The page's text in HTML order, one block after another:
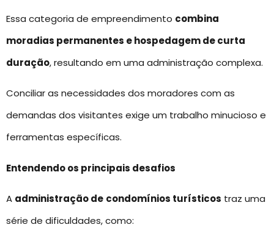
Essa categoria de empreendimento combina
moradias permanentes e hospedagem de curta
duração, resultando em uma administração complexa.
Conciliar as necessidades dos moradores com as
demandas dos visitantes exige um trabalho minucioso e
ferramentas específicas.
Entendendo os principais desafios
A administração de condomínios turísticos traz uma
série de dificuldades, como: